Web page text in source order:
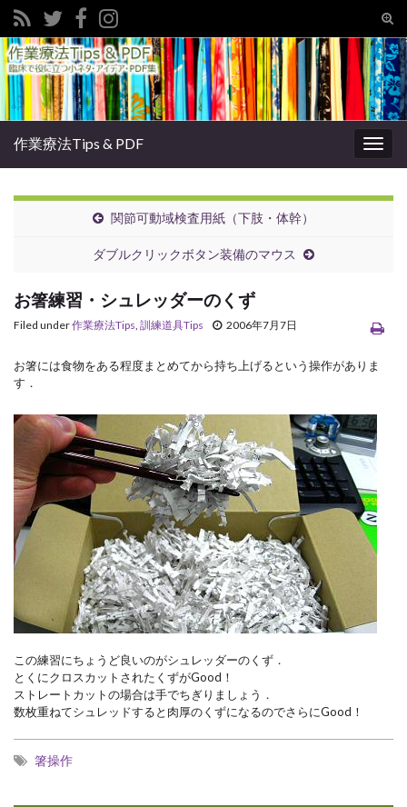
Search for:
作業療法Tips & PDF
関節可動域検査用紙（下肢・体幹）
ダブルクリックボタン装備のマウス
お箸練習・シュレッダーのくず
Filed under作業療法Tips, 訓練道具Tips 2006年7月7日
お箸には食物をある程度まとめてから持ち上げるという操作がありま
す．
この練習にちょうど良いのがシュレッダーのくず．
とくにクロスカットされたくずがGood！
ストレートカットの場合は手でちぎりましょう．
数枚重ねてシュレッドすると肉厚のくずになるのでさらにGood！
箸操作